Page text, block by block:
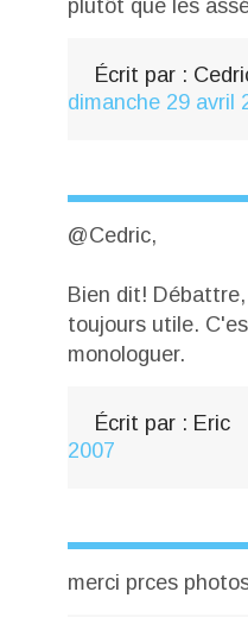
plutôt que les
Écrit par :
dimanche 29 avril
@Cedric,
Bien dit!
toujours utile.
monologuer.
Écrit par : Eric
2007
merci prces